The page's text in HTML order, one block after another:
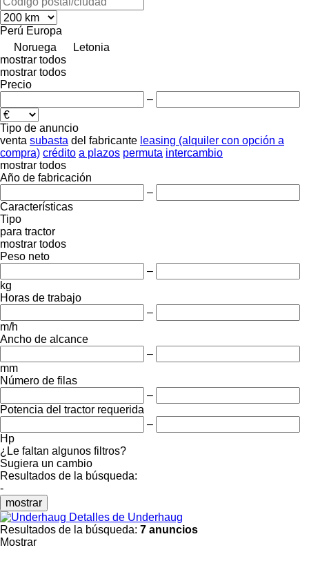
Perú Europa
Noruega
Letonia
mostrar todos
mostrar todos
Precio
–
Tipo de anuncio
venta subasta del fabricante leasing (alquiler con opción a
compra) crédito a plazos permuta intercambio
mostrar todos
Año de fabricación
–
Características
Tipo
para tractor
mostrar todos
Peso neto
–
kg
Horas de trabajo
–
m/h
Ancho de alcance
–
mm
Número de filas
–
Potencia del tractor requerida
–
Hp
¿Le faltan algunos filtros?
Sugiera un cambio
Resultados de la búsqueda:
-
mostrar
Detalles de Underhaug
Resultados de la búsqueda: 7 anuncios
Mostrar